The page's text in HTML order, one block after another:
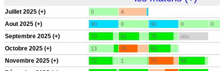
Juillet 2025 (+) 0 4
Aout 2025 (+) 90 0 90 0 0
Septembre 2025 (+) 73 61 75 abs.
Octobre 2025 (+) 13 76 66
Novembre 2025 (+) 72 1 75 80